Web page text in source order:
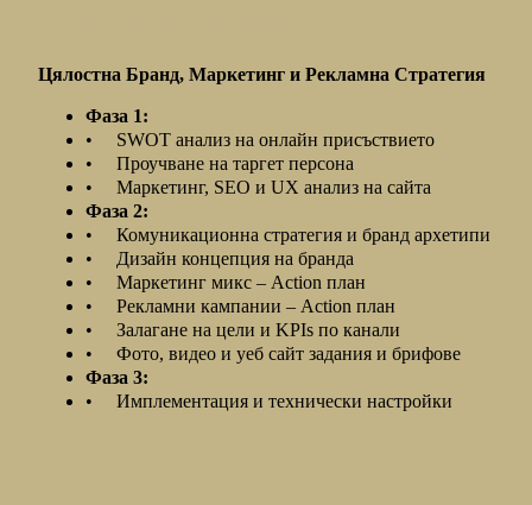
Цялостна Бранд, Маркетинг и Рекламна Стратегия
Фаза 1:
• SWOT анализ на онлайн присъствието
• Проучване на таргет персона
• Маркетинг, SEO и UX анализ на сайта
Фаза 2:
• Комуникационна стратегия и бранд архетипи
• Дизайн концепция на бранда
• Маркетинг микс – Action план
• Рекламни кампании – Action план
• Залагане на цели и KPIs по канали
• Фото, видео и уеб сайт задания и брифове
Фаза 3:
• Имплементация и технически настройки